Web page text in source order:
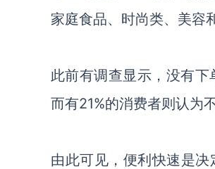
家庭食品、时尚类、美容
此前有调查显示，没有
而有21%的消费者则认为
由此可见，便利快速是